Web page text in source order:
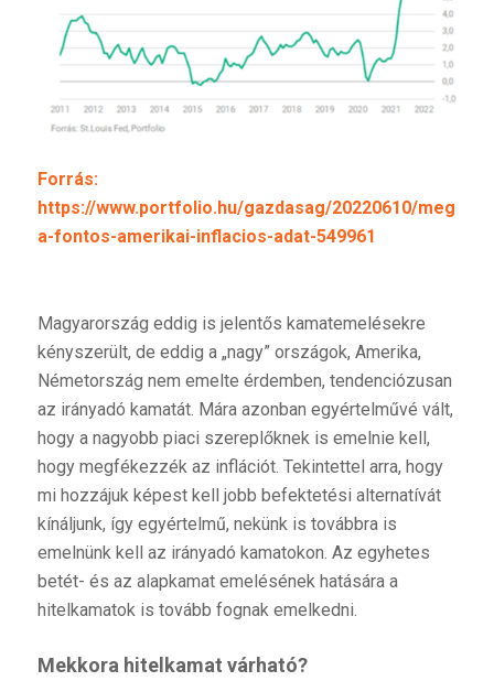
Forrás:
https://www.portfolio.hu/gazdasag/20220610/
a-fontos-amerikai-inflacios-adat-549961
Magyarország eddig is jelentős kamatemelésekre
kényszerült, de eddig a „nagy” országok, Amerika,
Németország nem emelte érdemben, tendenciózusan
az irányadó kamatát. Mára azonban egyértelművé vált,
hogy a nagyobb piaci szereplőknek is emelnie kell,
hogy megfékezzék az inflációt. Tekintettel arra, hogy
mi hozzájuk képest kell jobb befektetési alternatívát
kínáljunk, így egyértelmű, nekünk is továbbra is
emelnünk kell az irányadó kamatokon. Az egyhetes
betét- és az alapkamat emelésének hatására a
hitelkamatok is tovább fognak emelkedni.
Mekkora hitelkamat várható?